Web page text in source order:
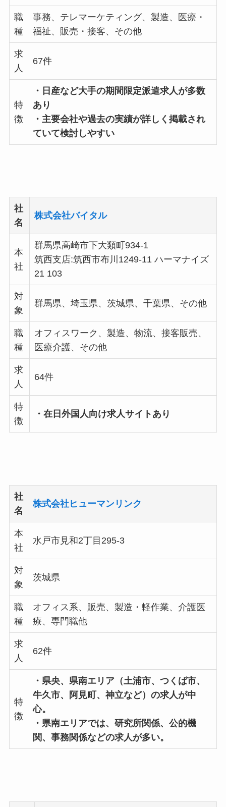
職
種
事務、テレマーケティング、製造、医療・
福祉、販売・接客、その他
求
人
67件
特
徴
・日産など大手の期間限定派遣求人が多数
あり
・主要会社や過去の実績が詳しく掲載され
ていて検討しやすい
社
名
株式会社バイタル
本
社
群馬県⾼崎市下⼤類町934-1
筑西支店:筑西市布川1249-11 ハーマナイズ
21 103
対
象
群馬県、埼玉県、茨城県、千葉県、その他
職
種
オフィスワーク、製造、物流、接客販売、
医療介護、その他
求
人
64件
特
徴
・在⽇外国⼈向け求⼈サイトあり
社
名
株式会社ヒューマンリンク
本
社
水戸市見和2丁目295-3
対
象
茨城県
職
種
オフィス系、販売、製造・軽作業、介護医
療、専門職他
求
人
62件
特
徴
・県央、県南エリア（土浦市、つくば市、
牛久市、阿見町、神立など）の求人が中
心。
・県南エリアでは、研究所関係、公的機
関、事務関係などの求人が多い。